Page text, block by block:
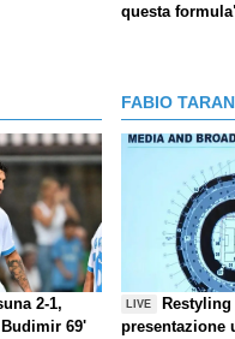
questa
2-1,
69'
FABIO
LIVE
Restyling
presentazione